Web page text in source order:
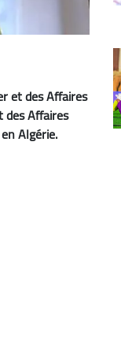
et des Affaires
des Affaires
Algérie.